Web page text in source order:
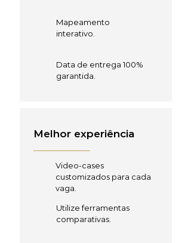
Mapeamento
interativo.
Data de entrega 100%
garantida.
Melhor experiência
Video-cases
customizados para cada
vaga.
Utilize ferramentas
comparativas.